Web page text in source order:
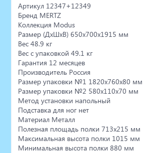
Артикул 12347+12349
Бренд MERTZ
Коллекция Modus
Размер (ДхШхВ) 650х700х1915 мм
Вес 48.9 кг
Вес с упаковкой 49.1 кг
Гарантия 12 месяцев
Производитель Россия
Размер упаковки №1 1820х760х80 мм
Размер упаковки №2 580х110х70 мм
Метод установки напольный
Подставка для ног нет
Материал Металл
Полезная площадь полки 713х215 мм
Максимальная высота полки 1015 мм
Минимальная высота полки 880 мм